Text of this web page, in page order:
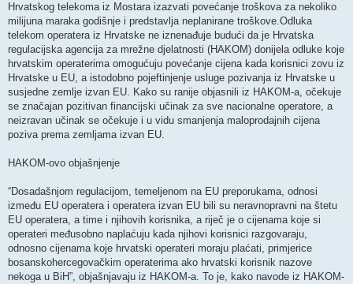
Hrvatskog telekoma iz Mostara izazvati povećanje troškova za nekoliko
milijuna maraka godišnje i predstavlja neplanirane troškove.Odluka
telekom operatera iz Hrvatske ne iznenađuje budući da je Hrvatska
regulacijska agencija za mrežne djelatnosti (HAKOM) donijela odluke koje
hrvatskim operaterima omogućuju povećanje cijena kada korisnici zovu iz
Hrvatske u EU, a istodobno pojeftinjenje usluge pozivanja iz Hrvatske u
susjedne zemlje izvan EU. Kako su ranije objasnili iz HAKOM-a, očekuje
se značajan pozitivan financijski učinak za sve nacionalne operatore, a
neizravan učinak se očekuje i u vidu smanjenja maloprodajnih cijena
poziva prema zemljama izvan EU.
HAKOM-ovo objašnjenje
“Dosadašnjom regulacijom, temeljenom na EU preporukama, odnosi
između EU operatera i operatera izvan EU bili su neravnopravni na štetu
EU operatera, a time i njihovih korisnika, a riječ je o cijenama koje si
operateri međusobno naplaćuju kada njihovi korisnici razgovaraju,
odnosno cijenama koje hrvatski operateri moraju plaćati, primjerice
bosanskohercegovačkim operaterima ako hrvatski korisnik nazove
nekoga u BiH”, objašnjavaju iz HAKOM-a. To je, kako navode iz HAKOM-